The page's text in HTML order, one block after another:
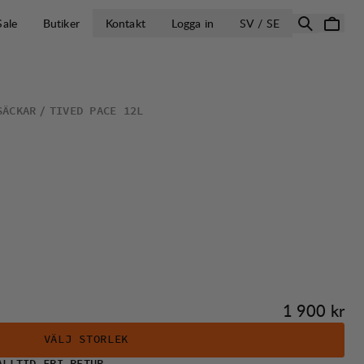
Butiker Kontakt Logga in SV / SEÖPPNA VÄLJ
TIVED PACE 12L
Pris:
1 900 kr
VÄLJ STORLEK